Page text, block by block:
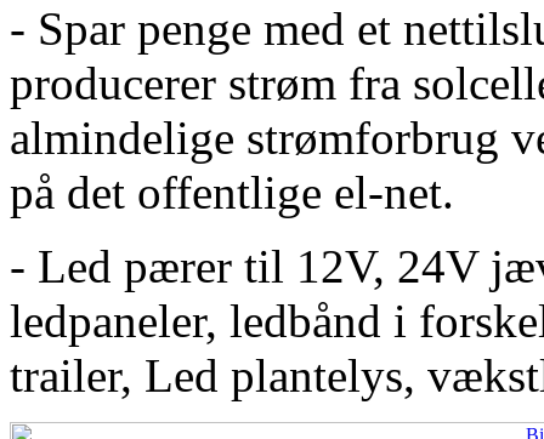
- Spar penge med et
producerer strøm fra
almindelige strømforbrug
på det offentlige el-net.
- Led pærer til 12V, 24V
ledpaneler, ledbånd i
trailer, Led plantelys,